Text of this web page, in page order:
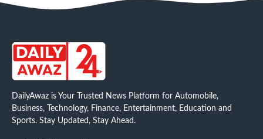
DailyAwaz is Your Trusted News Platform for Automobile,
Business, Technology, Finance, Entertainment, Education and
Sports. Stay Updated, Stay Ahead.